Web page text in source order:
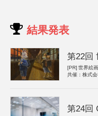
結果発表
第22回
[PR] 世界絵
共催：株式
第24回